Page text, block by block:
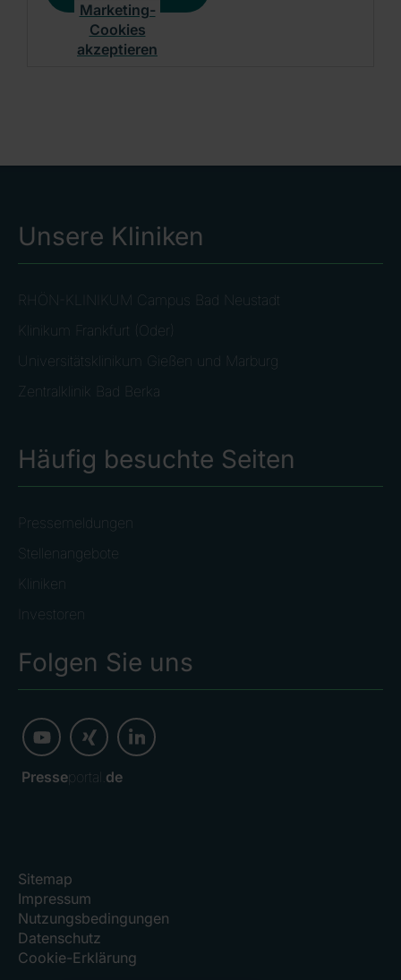
Marketing-
Cookies
akzeptieren
Unsere Kliniken
RHÖN-KLINIKUM Campus Bad Neustadt
Klinikum Frankfurt (Oder)
Universitätsklinikum Gießen und Marburg
Zentralklinik Bad Berka
Häufig besuchte Seiten
Pressemeldungen
Stellenangebote
Kliniken
Investoren
Folgen Sie uns
Presseportal. de
Sitemap
Impressum
Nutzungsbedingungen
Datenschutz
Cookie-Erklärung